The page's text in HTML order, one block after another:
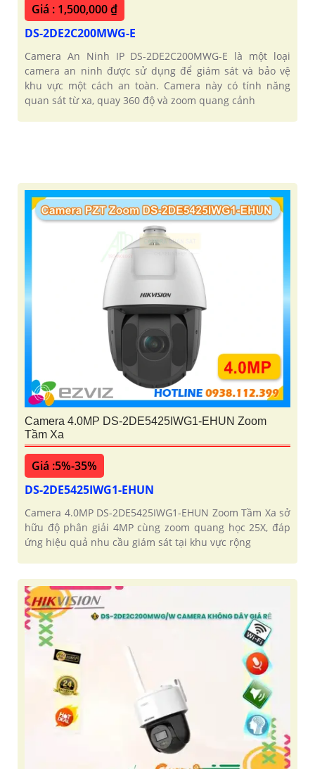
Giá : 1,500,000 ₫
DS-2DE2C200MWG-E
Camera An Ninh IP DS-2DE2C200MWG-E là một loại
camera an ninh được sử dụng để giám sát và bảo vệ
khu vực một cách an toàn. Camera này có tính năng
quan sát từ xa, quay 360 độ và zoom quang cảnh
Camera 4.0MP DS-2DE5425IWG1-EHUN Zoom
Tầm Xa
Giá :5%-35%
DS-2DE5425IWG1-EHUN
Camera 4.0MP DS-2DE5425IWG1-EHUN Zoom Tầm Xa sở
hữu độ phân giải 4MP cùng zoom quang học 25X, đáp
ứng hiệu quả nhu cầu giám sát tại khu vực rộng